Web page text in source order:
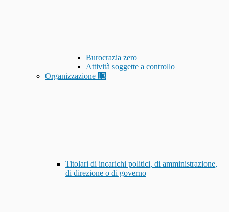
Burocrazia zero
Attività soggette a controllo
Organizzazione 13
Titolari di incarichi politici, di amministrazione,
di direzione o di governo